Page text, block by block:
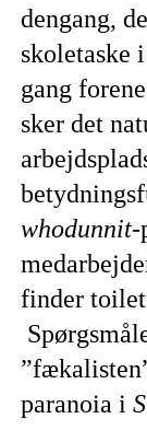
dengang,
skoletaske
gang
sker det
whodunnit-
finder
paranoia i